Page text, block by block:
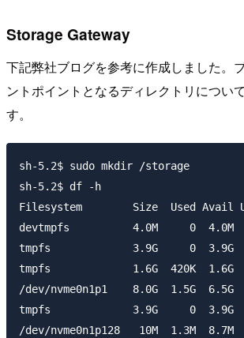
Storage Gateway
下記弊社ブログを参考に作成しました。
ントポイントとなるディレクトリについ
す。
sh-5.2$ sudo mkdir /storage
sh-5.2$ df -h
Filesystem        Size  Used Avail
devtmpfs          4.0M     0  4.0M
tmpfs             3.9G     0  3.9G
tmpfs             1.6G  420K  1.6G
/dev/nvme0n1p1    8.0G  1.5G  6.5G
tmpfs             3.9G     0  3.9G
/dev/nvme0n1p128   10M  1.3M